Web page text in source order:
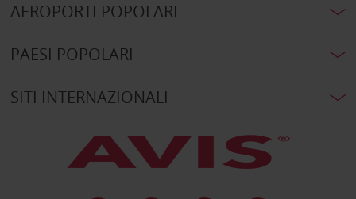
AEROPORTI POPOLARI
PAESI POPOLARI
SITI INTERNAZIONALI